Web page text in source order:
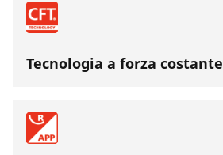
Tecnologia a forza costante